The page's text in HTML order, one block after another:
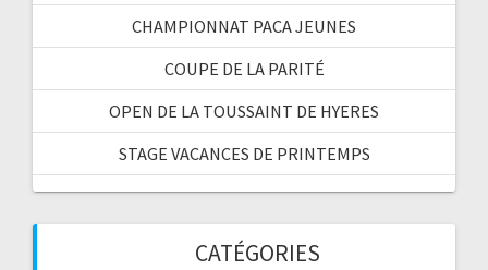
CHAMPIONNAT PACA JEUNES
COUPE DE LA PARITÉ
OPEN DE LA TOUSSAINT DE HYERES
STAGE VACANCES DE PRINTEMPS
CATÉGORIES